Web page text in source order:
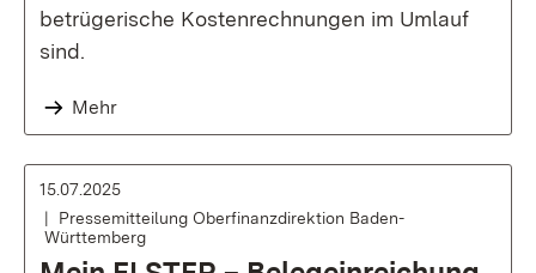
betrügerische Kostenrechnungen im Umlauf
sind.
Mehr
15.07.2025
Pressemitteilung Oberfinanzdirektion Baden-
Württemberg